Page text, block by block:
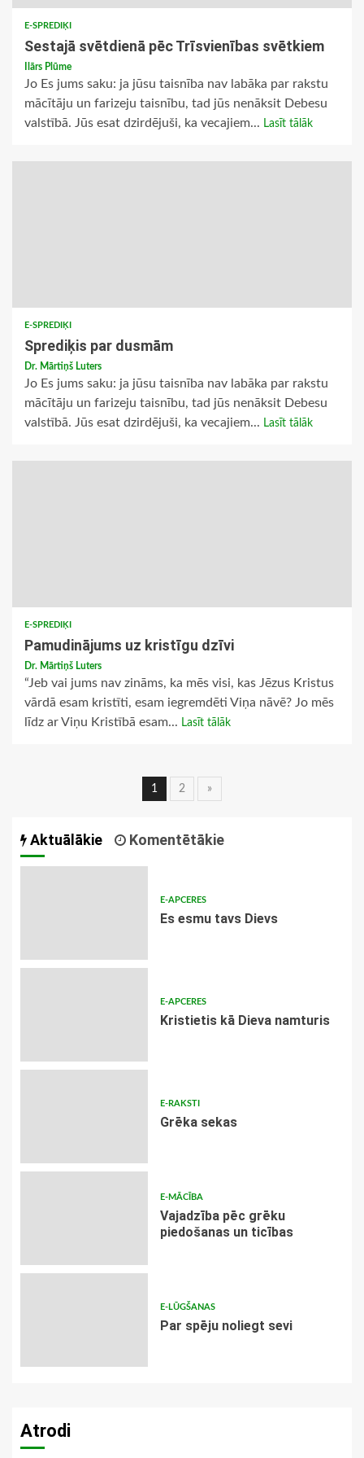
E-SPREDIĶI
Sestajā svētdienā pēc Trīsvienības svētkiem
Ilārs Plūme
Jo Es jums saku: ja jūsu taisnība nav labāka par rakstu
mācītāju un farizeju taisnību, tad jūs nenāksit Debesu
valstībā. Jūs esat dzirdējuši, ka vecajiem... Lasīt tālāk
E-SPREDIĶI
Sprediķis par dusmām
Dr. Mārtiņš Luters
Jo Es jums saku: ja jūsu taisnība nav labāka par rakstu
mācītāju un farizeju taisnību, tad jūs nenāksit Debesu
valstībā. Jūs esat dzirdējuši, ka vecajiem... Lasīt tālāk
E-SPREDIĶI
Pamudinājums uz kristīgu dzīvi
Dr. Mārtiņš Luters
“Jeb vai jums nav zināms, ka mēs visi, kas Jēzus Kristus
vārdā esam kristīti, esam iegremdēti Viņa nāvē? Jo mēs
līdz ar Viņu Kristībā esam... Lasīt tālāk
Ziņu
1 2 »
Aktuālākie Komentētākie
E-APCERES
Es esmu tavs Dievs
E-APCERES
Kristietis kā Dieva namturis
E-RAKSTI
Grēka sekas
E-MĀCĪBA
Vajadzība pēc grēku
piedošanas un ticības
E-LŪGŠANAS
Par spēju noliegt sevi
Atrodi